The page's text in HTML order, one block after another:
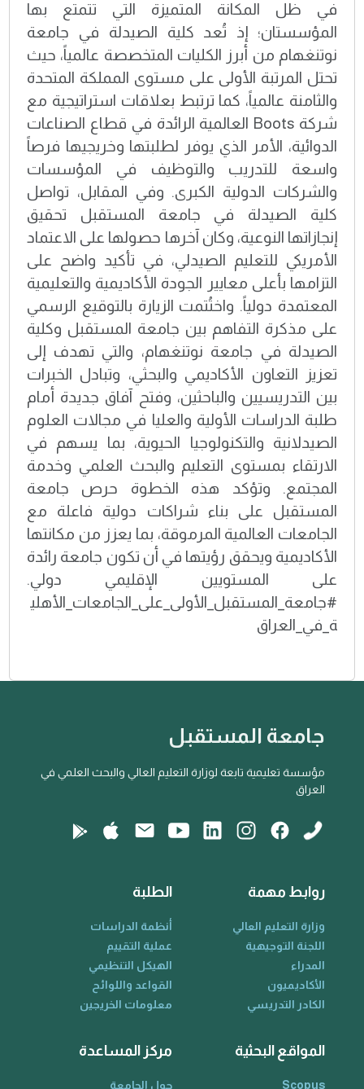
في ظل المكانة المتميزة التي تتمتع بها
المؤسستان؛ إذ تُعد كلية الصيدلة في جامعة
نوتنغهام من أبرز الكليات المتخصصة عالمياً، حيث
تحتل المرتبة الأولى على مستوى المملكة المتحدة
والثامنة عالمياً، كما ترتبط بعلاقات استراتيجية مع
شركة Boots العالمية الرائدة في قطاع الصناعات
الدوائية، الأمر الذي يوفر لطلبتها وخريجيها فرصاً
واسعة للتدريب والتوظيف في المؤسسات
والشركات الدولية الكبرى. وفي المقابل، تواصل
كلية الصيدلة في جامعة المستقبل تحقيق
إنجازاتها النوعية، وكان آخرها حصولها على الاعتماد
الأمريكي للتعليم الصيدلي، في تأكيد واضح على
التزامها بأعلى معايير الجودة الأكاديمية والتعليمية
المعتمدة دولياً. واختُتمت الزيارة بالتوقيع الرسمي
على مذكرة التفاهم بين جامعة المستقبل وكلية
الصيدلة في جامعة نوتنغهام، والتي تهدف إلى
تعزيز التعاون الأكاديمي والبحثي، وتبادل الخبرات
بين التدريسيين والباحثين، وفتح آفاق جديدة أمام
طلبة الدراسات الأولية والعليا في مجالات العلوم
الصيدلانية والتكنولوجيا الحيوية، بما يسهم في
الارتقاء بمستوى التعليم والبحث العلمي وخدمة
المجتمع. وتؤكد هذه الخطوة حرص جامعة
المستقبل على بناء شراكات دولية فاعلة مع
الجامعات العالمية المرموقة، بما يعزز من مكانتها
الأكاديمية ويحقق رؤيتها في أن تكون جامعة رائدة
على المستويين الإقليمي دولي.
#جامعة_المستقبل_الأولى_على_الجامعات_الأهلي
ة_في_العراق
جامعة المستقبل
مؤسسة تعليمية تابعة لوزارة التعليم العالي والبحث العلمي في
العراق
روابط مهمة
وزارة التعليم العالي
اللجنة التوجيهية
المدراء
الأكاديميون
الكادر التدريسي
الطلبة
أنظمة الدراسات
عملية التقييم
الهيكل التنظيمي
القواعد واللوائح
معلومات الخريجين
المواقع البحثية
Scopus
مركز المساعدة
حول الجامعة